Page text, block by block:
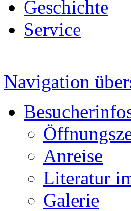
Geschichte
Service
Navigation
Anreise
Literatur
Galerie